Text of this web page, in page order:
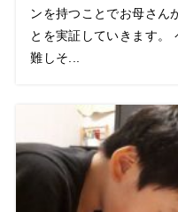
ンを持つことでお母さん
とを実証していきます。
難しそ...